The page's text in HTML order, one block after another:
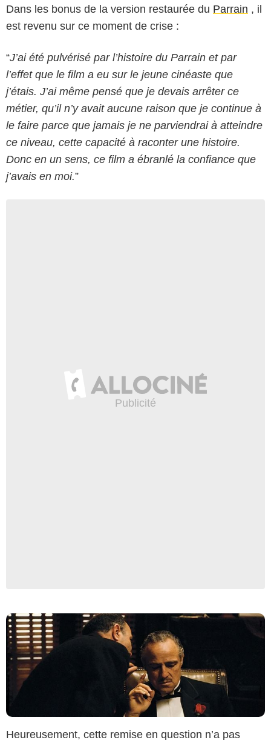
Dans les bonus de la version restaurée du Parrain , il
est revenu sur ce moment de crise :
“J’ai été pulvérisé par l’histoire du Parrain et par
l’effet que le film a eu sur le jeune cinéaste que
j’étais. J’ai même pensé que je devais arrêter ce
métier, qu’il n’y avait aucune raison que je continue à
le faire parce que jamais je ne parviendrai à atteindre
ce niveau, cette capacité à raconter une histoire.
Donc en un sens, ce film a ébranlé la confiance que
j’avais en moi.”
Heureusement, cette remise en question n’a pas